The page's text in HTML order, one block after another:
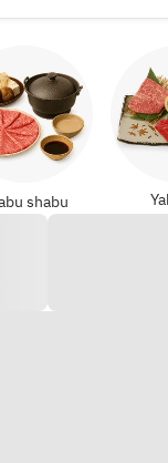
shabu